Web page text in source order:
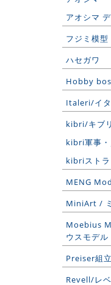
アオシマ
フジミ模型
ハセガワ
Hobby
Italeri/イタ
kibri/キブリ
kibri軍事
kibriストラ
MENG
MiniArt /
Moebius
ウスモデル
Preiser組
Revell/レ